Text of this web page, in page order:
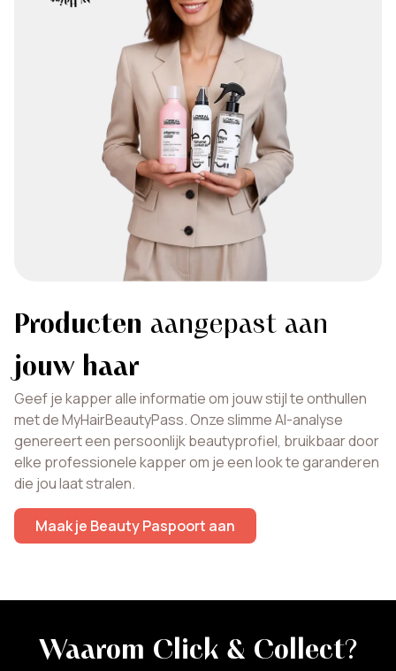
Producten aangepast aan
jouw haar
Geef je kapper alle informatie om jouw stijl te onthullen
met de MyHairBeautyPass. Onze slimme AI-analyse
genereert een persoonlijk beautyprofiel, bruikbaar door
elke professionele kapper om je een look te garanderen
die jou laat stralen.
Maak je Beauty Paspoort aan
Waarom Click & Collect?